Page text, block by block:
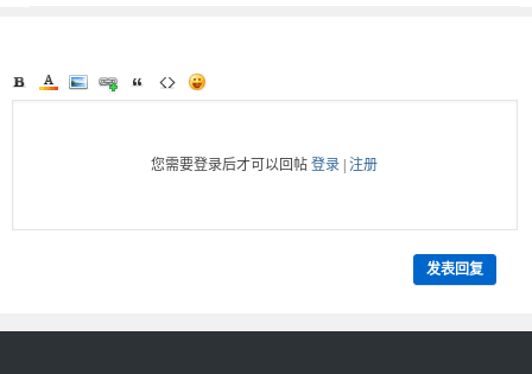
您需要登录后才可以回帖登录 |注册
发表回复